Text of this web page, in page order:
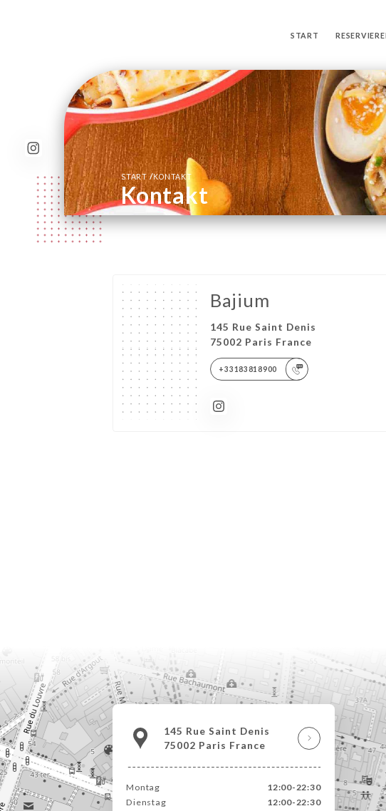
START
START /KONTAKT
Kontakt
Bajium
145 Rue Saint Denis
75002 Paris France
+33183818900
145 Rue Saint Denis
75002 Paris France
Montag
12:00-22:30
Dienstag
12:00-22:30